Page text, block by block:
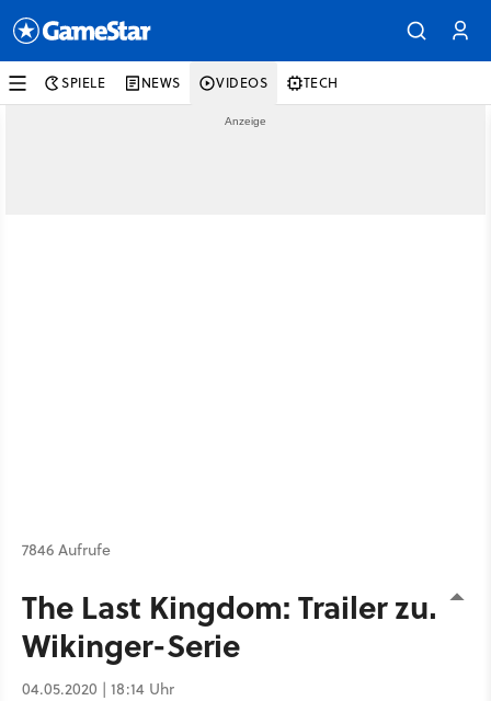
SPIELE NEWS VIDEOS TECH
7846 Aufrufe
The Last Kingdom: Trailer zur
Wikinger-Serie
04.05.2020 | 18:14 Uhr